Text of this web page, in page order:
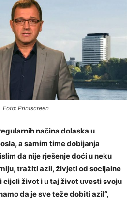
Foto: Printscreen
načina dolaska u
a samim time dobijanja
da nije rješenje doći u neku
tražiti azil, živjeti od socijalne
cijeli život i u taj život uvesti svoju
da je sve teže dobiti azil“,